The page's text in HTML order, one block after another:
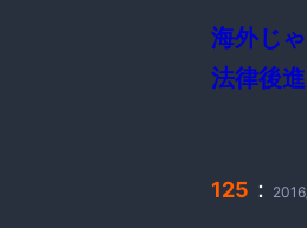
海外じ
法律後
125 ：